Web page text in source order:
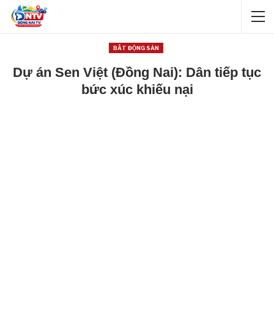
BẤT ĐỘNG SẢN
Dự án Sen Việt (Đồng Nai): Dân tiếp tục
bức xúc khiếu nại